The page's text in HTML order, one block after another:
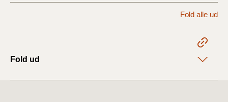
BR18 (29/6 - 31/12
Fold alle ud
Fold ud